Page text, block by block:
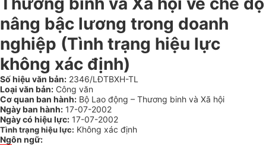
nâng bậc lương trong doanh
nghiệp (Tình trạng hiệu lực
không xác định)
Số hiệu văn bản: 2346/LĐTBXH-TL
Loại văn bản: Công văn
Cơ quan ban hành: Bộ Lao động – Thương binh và Xã hội
Ngày ban hành: 17-07-2002
Ngày có hiệu lực: 17-07-2002
Tình trạng hiệu lực: Không xác định
Ngôn ngữ: